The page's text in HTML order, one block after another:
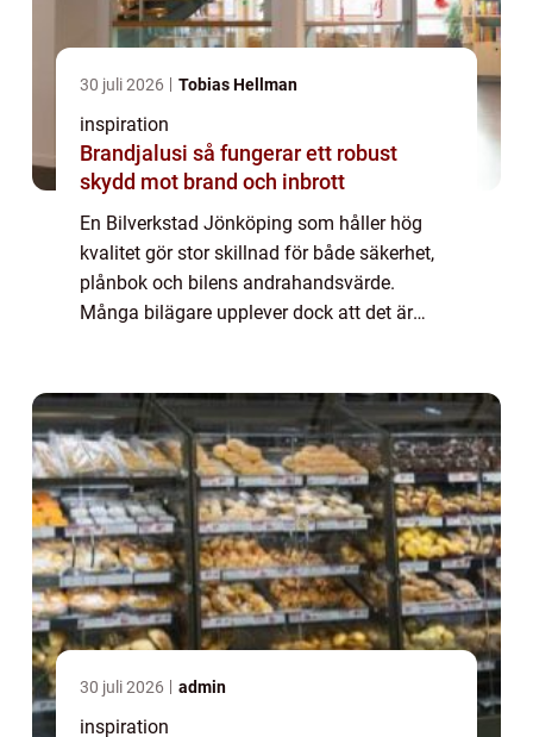
30 juli 2026 Tobias Hellman
inspiration
Brandjalusi så fungerar ett robust
skydd mot brand och inbrott
En Bilverkstad Jönköping som håller hög
kvalitet gör stor skillnad för både säkerhet,
plånbok och bilens andrahandsvärde.
Många bilägare upplever dock att det är
30 juli 2026 admin
inspiration